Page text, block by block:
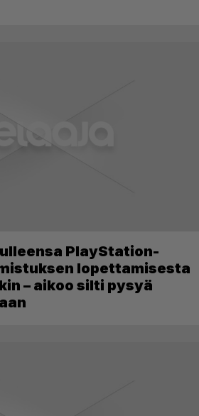
PlayStation-
lopettamisesta
– aikoo silti pysyä